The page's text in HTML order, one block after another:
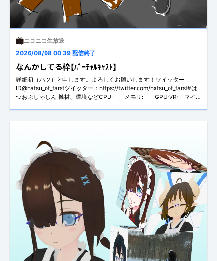
ニコニコ生放送
2026/08/08 00:39 配信終了
なんかしてる枠【ﾊﾞｰﾁｬﾙｷｬｽﾄ】
詳細初（ハツ）と申します。よろしくお願いします！ツイッター
ID@hatsu_of_farstツイッター：https://twitter.com/hatsu_of_farst#は
つおぶしゃしん 機材、環境などCPU: メモリ: GPU:VR: マイ